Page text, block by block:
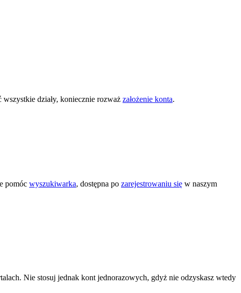
działy, koniecznie rozważ założenie konta.
pomóc wyszukiwarka, dostępna po zarejestrowaniu się w naszym
Nie stosuj jednak kont jednorazowych, gdyż nie odzyskasz wtedy